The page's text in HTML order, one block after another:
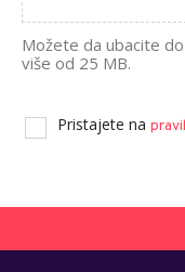
Možete da ubacite
više od 25 MB.
Pristajete na